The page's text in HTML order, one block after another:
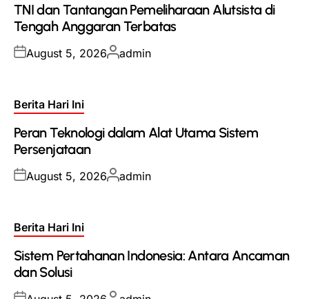
TNI dan Tantangan Pemeliharaan Alutsista di
Tengah Anggaran Terbatas
Posted
August 5, 2026Posted
admin
Posted
Berita Hari Ini
Peran Teknologi dalam Alat Utama Sistem
Persenjataan
Posted
August 5, 2026Posted
admin
Posted
Berita Hari Ini
Sistem Pertahanan Indonesia: Antara Ancaman
dan Solusi